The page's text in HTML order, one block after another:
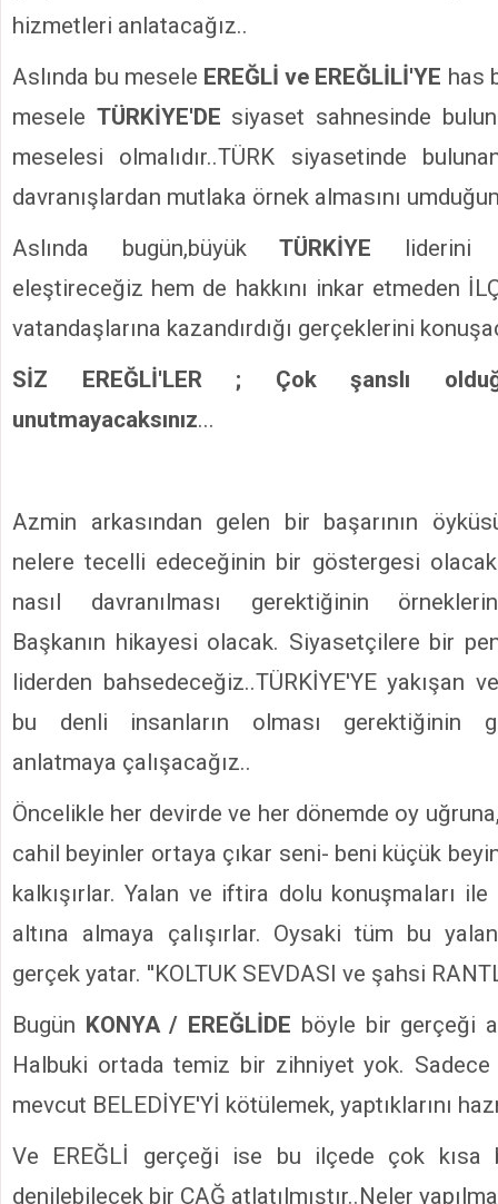
hizmetleri anlatacağız..
Aslında bu mesele EREĞLİ ve EREĞLİLİ'YE has
mesele TÜRKİYE'DE siyaset sahnesinde
meselesi olmalıdır..TÜRK siyasetinde
davranışlardan mutlaka örnek almasını
Aslında bugün,büyük TÜRKİYE
liderini
eleştireceğiz hem de hakkını inkar etmeden
vatandaşlarına kazandırdığı gerçeklerini
SİZ EREĞLİ'LER ; Çok şanslı
unutmayacaksınız...
Azmin arkasından gelen bir başarının
nelere tecelli edeceğinin bir göstergesi
nasıl davranılması gerektiğinin
Başkanın hikayesi olacak. Siyasetçilere bir
liderden bahsedeceğiz..TÜRKİYE'YE yakışan
bu denli insanların olması gerektiğinin
anlatmaya çalışacağız..
Öncelikle her devirde ve her dönemde oy
cahil beyinler ortaya çıkar seni- beni küçük
kalkışırlar. Yalan ve iftira dolu konuşmaları ile
altına almaya çalışırlar. Oysaki tüm bu
gerçek yatar. ''KOLTUK SEVDASI ve şahsi
Bugün KONYA / EREĞLİDE böyle bir gerçeği
Halbuki ortada temiz bir zihniyet yok. Sadece
mevcut BELEDİYE'Yİ kötülemek, yaptıklarını
Ve EREĞLİ gerçeği ise bu ilçede çok kısa
denilebilecek bir ÇAĞ atlatılmıştır..Neler